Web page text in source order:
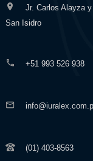
Jr. Carlos Alayza
San Isidro
+51 993 526 938
(01) 403-8563